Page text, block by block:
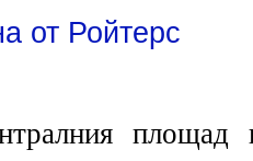
от Ройтерс
площад